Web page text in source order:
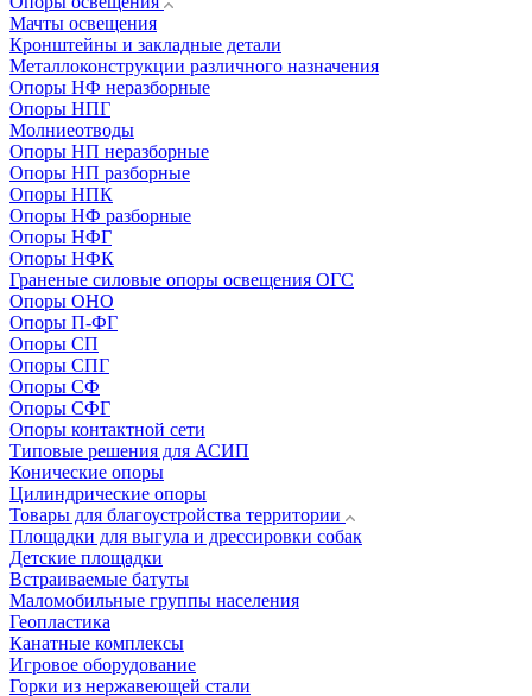
Мачты освещения
Кронштейны и закладные детали
Металлоконструкции различного назначения
Опоры НФ неразборные
Опоры НПГ
Молниеотводы
Опоры НП неразборные
Опоры НП разборные
Опоры НПК
Опоры НФ разборные
Опоры НФГ
Опоры НФК
Граненые силовые опоры освещения ОГС
Опоры ОНО
Опоры П-ФГ
Опоры СП
Опоры СПГ
Опоры СФ
Опоры СФГ
Опоры контактной сети
Типовые решения для АСИП
Конические опоры
Цилиндрические опоры
Товары для благоустройства территории
Площадки для выгула и дрессировки собак
Детские площадки
Встраиваемые батуты
Маломобильные группы населения
Геопластика
Канатные комплексы
Игровое оборудование
Горки из нержавеющей стали